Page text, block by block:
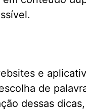
e
de
dessas